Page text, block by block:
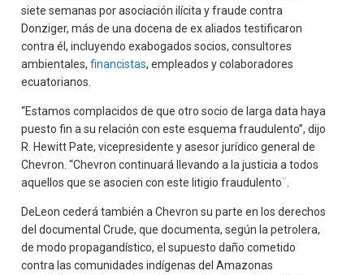
siete semanas por asociación ilícita y fraude contra
Donziger, más de una docena de ex aliados testificaron
contra él, incluyendo exabogados socios, consultores
ambientales,financistas, empleados y colaboradores
ecuatorianos.
“Estamos complacidos de que otro socio de larga data haya
puesto fin a su relación con este esquema fraudulento”, dijo
R. Hewitt Pate, vicepresidente y asesor jurídico general de
Chevron. “Chevron continuará llevando a la justicia a todos
aquellos que se asocien con este litigio fraudulento¨.
DeLeon cederá también a Chevron su parte en los derechos
del documental Crude, que documenta, según la petrolera,
de modo propagandístico, el supuesto daño cometido
contra las comunidades indígenas del Amazonas